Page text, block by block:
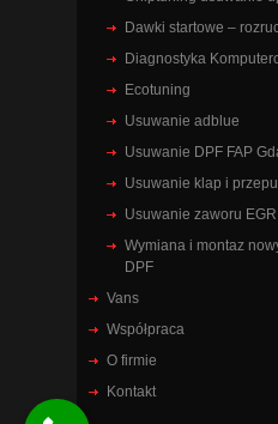
Dawki startowe –
Diagnostyka
Ecotuning
Usuwanie adblue
Usuwanie DPF FAP
Usuwanie klap i
Usuwanie zaworu EGR
Wymiana i montaz
DPF
Vans
Współpraca
O firmie
Kontakt